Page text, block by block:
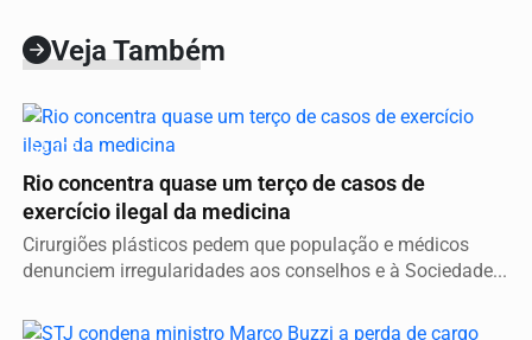
Veja Também
SAÚDE
Rio concentra quase um terço de casos de
exercício ilegal da medicina
Cirurgiões plásticos pedem que população e médicos
denunciem irregularidades aos conselhos e à Sociedade...